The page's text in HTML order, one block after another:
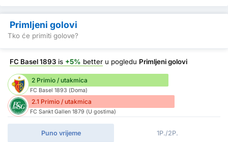
Primljeni golovi
Tko će primiti golove?
FC Basel 1893 is +5% better u pogledu Primljeni golovi
2 Primio / utakmica
FC Basel 1893 (Doma)
2.1 Primio / utakmica
FC Sankt Gallen 1879 (U gostima)
Puno vrijeme 1P./2P.